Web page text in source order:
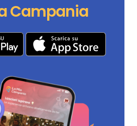
Campania